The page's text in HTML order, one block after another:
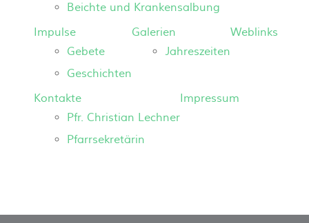
Beichte und Krankensalbung
Impulse
Gebete
Geschichten
Galerien
Jahreszeiten
Weblinks
Kontakte
Pfr. Christian Lechner
Pfarrsekretärin
Impressum